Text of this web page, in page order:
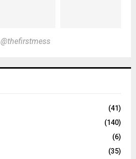
@thefirstmess
(41)
(140)
(6)
(35)